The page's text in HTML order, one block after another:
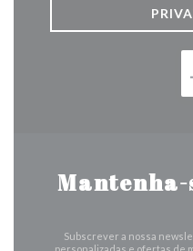
Subscrever a nossa